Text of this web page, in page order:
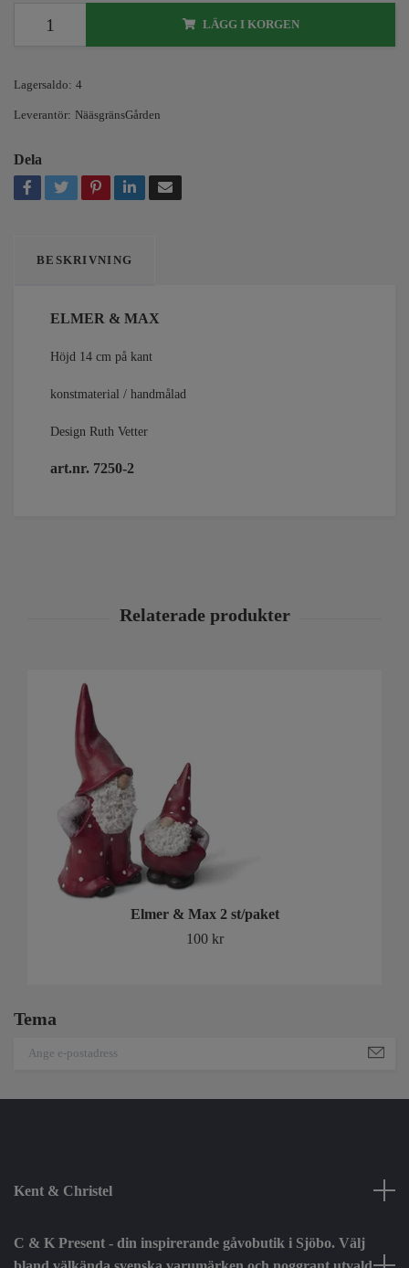
Tema
LÄGG I KORGEN
Lagersaldo: 4
Leverantör: NääsgränsGården
Dela
BESKRIVNING
ELMER & MAX
Höjd 14 cm på kant
konstmaterial / handmålad
Design Ruth Vetter
art.nr. 7250-2
Elmer & Max 2 st/paket
100 kr
Kent & Christel
C & K Present - din inspirerande gåvobutik i Sjöbo. Välj